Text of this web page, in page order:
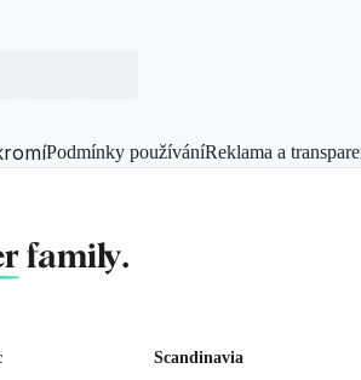
Podmínky používáníReklama a
family.
Scandinavia